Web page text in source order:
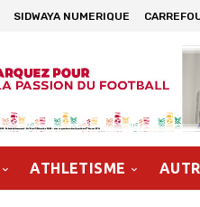
SIDWAYA NUMERIQUE
ATHLETISME